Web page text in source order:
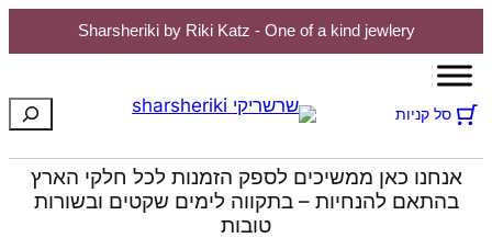
Sharsheriki by Riki Katz - One of a kind jewlery
לדלג
סל קניות חיפוש
אנחנו כאן ממשיכים לספק הזמנות לכל חלקי הארץ
בהתאם להנחיות – בתקווה לימים שקטים ובשורות
טובות